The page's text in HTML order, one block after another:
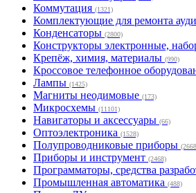
Коммутация (1321)
Комплектующие для ремонта
Конденсаторы (2800)
Конструкторы электронные,
Крепёж, химия, материалы (990)
Кроссовое телефонное
Лампы (1425)
Магниты неодимовые (173)
Микросхемы (11101)
Навигаторы и аксессуары (66)
Оптоэлектроника (1528)
Полупроводниковые приборы
Приборы и инструмент (2468)
Программаторы, средства
Промышленная автоматика (488)